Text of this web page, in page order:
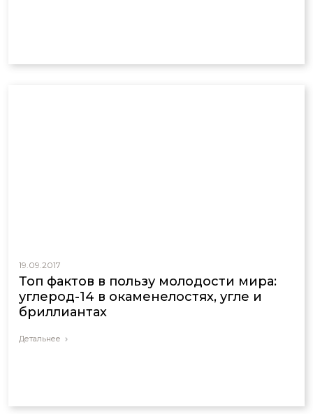
19.09.2017
Топ фактов в пользу молодости мира:
углерод-14 в окаменелостях, угле и
бриллиантах
Детальнее